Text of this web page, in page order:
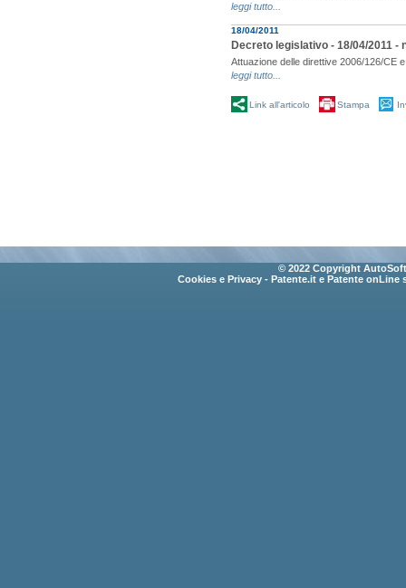
leggi tutto...
18/04/2011
Decreto legislativo - 18/04/2011 -
Attuazione delle direttive 2006/126/CE
leggi tutto...
Link all'articolo Stampa
© 2022 Copyright
Cookies e Privacy - Patente.it e Patente onLine